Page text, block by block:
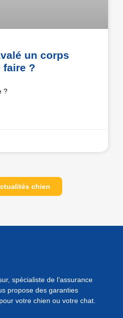
un corps
faire ?
?
chien
spécialiste de l’assurance
propose des garanties
votre chien ou votre chat.